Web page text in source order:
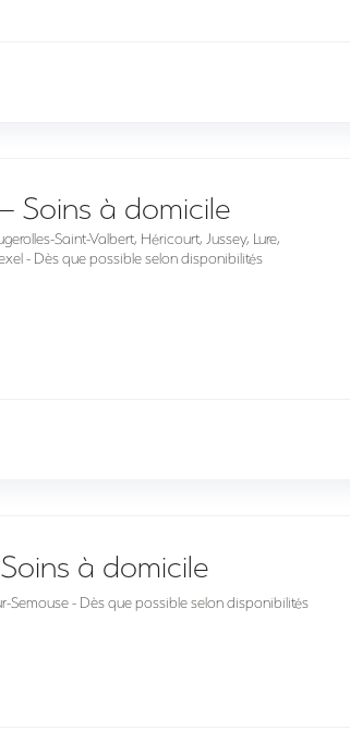
Soins à domicile
Saint-Valbert, Héricourt, Jussey, Lure,
- Dès que possible selon disponibilités
à domicile
Semouse - Dès que possible selon disponibilités